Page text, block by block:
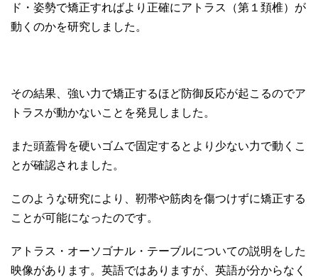
ド・姿勢で矯正すればより正確にアトラス（第１頚椎）が
動くのかを研究しました。
その結果、強い力で矯正するほど防御反応が起こるのでア
トラスが動かないことを発見しました。
また頭蓋骨を硬いゴムで固定するとより少ない力で動くこ
とが確認されました。
このような研究により、靭帯や筋肉を傷つけずに矯正する
ことが可能になったのです。
アトラス・オーソゴナル・テーブルについての説明をした
映像があります。英語ではありますが、英語が分からなく